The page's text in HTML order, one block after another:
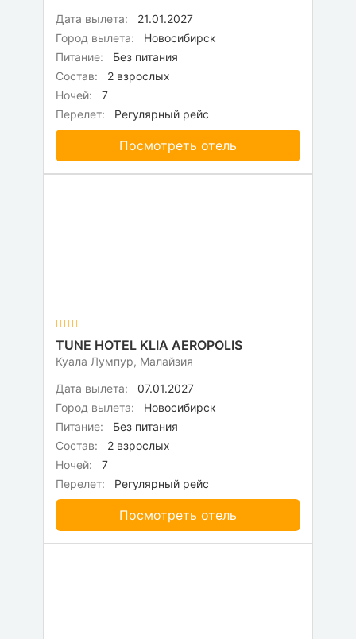
Дата вылета:
21.01.2027
Город вылета:
Новосибирск
Питание:
Без питания
Состав:
2 взрослых
Ночей:
7
Перелет:
Регулярный рейс
Посмотреть отель
TUNE HOTEL KLIA AEROPOLIS
Куала Лумпур, Малайзия
Дата вылета:
07.01.2027
Город вылета:
Новосибирск
Питание:
Без питания
Состав:
2 взрослых
Ночей:
7
Перелет:
Регулярный рейс
Посмотреть отель